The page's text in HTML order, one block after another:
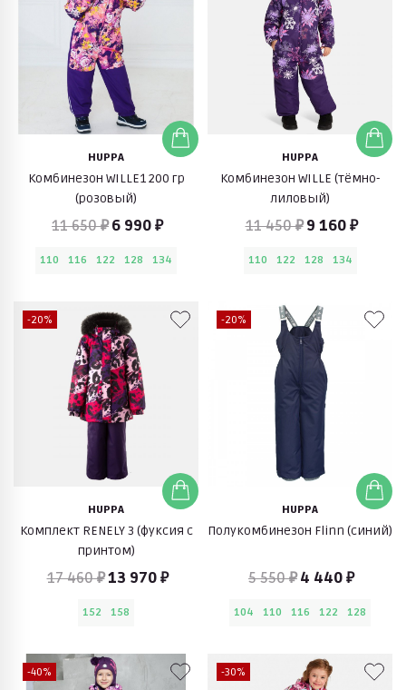
HUPPA
Комбинезон WILLE1 200 гр
(розовый)
11 650 ₽ 6 990 ₽
110 116 122 128 134
HUPPA
Комбинезон WILLE (тёмно-
лилoвый)
11 450 ₽ 9 160 ₽
110 122 128 134
-20%
HUPPA
Комплект RENELY 3 (фуксия с
принтом)
17 460 ₽13 970 ₽
152 158
-20%
HUPPA
Полукомбинезон Flinn (синий)
5 550 ₽ 4 440 ₽
104 110 116 122 128
-40% -30%